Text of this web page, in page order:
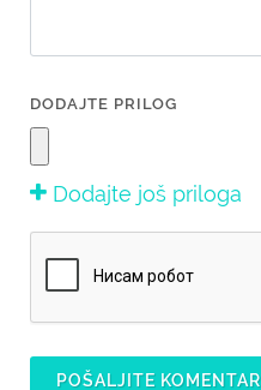
DODAJTE PRILOG
Dodajte još priloga
POŠALJITE KOMENTAR